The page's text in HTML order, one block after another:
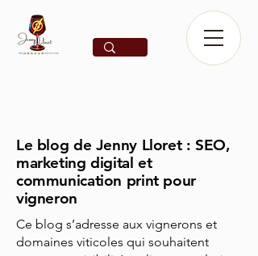
Le blog de Jenny Lloret : SEO,
marketing digital et
communication print pour
vigneron
Ce blog s’adresse aux vignerons et
domaines viticoles qui souhaitent